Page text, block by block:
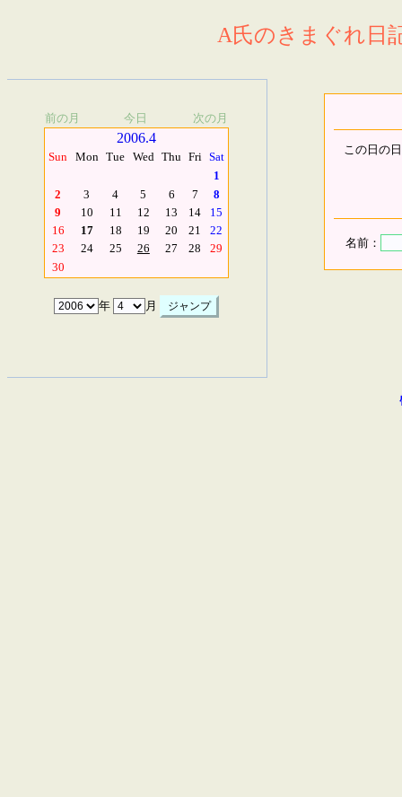
A氏のきまぐれ日
前の月 今日 次の月
2006.4
Sun Mon Tue Wed Thu Fri Sat
1
2
3 4 5 6 7
8
9
10 11 12 13 14
15
16
17 18 19 20 21
22
23
24 25 26 27 28
29
30
年 月
この日の
名前：